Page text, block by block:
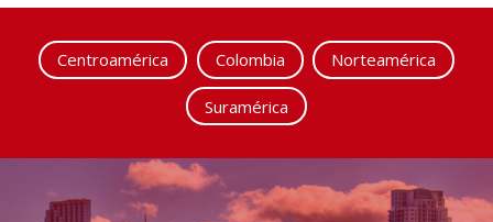
Centroamérica Colombia Norteamérica
Suramérica